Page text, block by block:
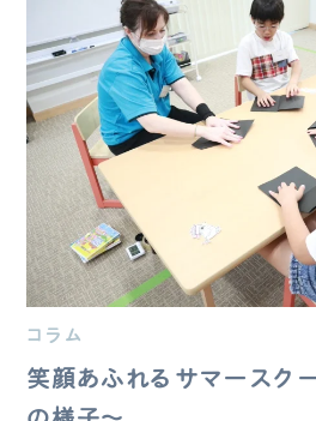
コラム
笑顔あふれるサマース